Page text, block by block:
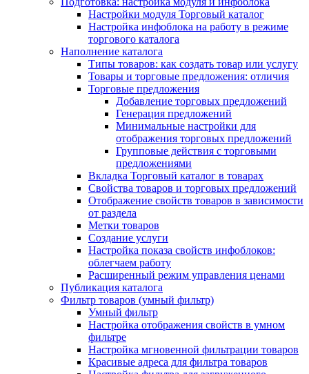
Настройки модуля Торговый каталог
Настройка инфоблока на работу в режиме
торгового каталога
Наполнение каталога
Типы товаров: как создать товар или услугу
Товары и торговые предложения: отличия
Торговые предложения
Добавление торговых предложений
Генерация предложений
Минимальные настройки для
отображения торговых предложений
Групповые действия с торговыми
предложениями
Вкладка Торговый каталог в товарах
Свойства товаров и торговых предложений
Отображение свойств товаров в зависимости
от раздела
Метки товаров
Создание услуги
Настройка показа свойств инфоблоков:
облегчаем работу
Расширенный режим управления ценами
Публикация каталога
Фильтр товаров (умный фильтр)
Умный фильтр
Настройка отображения свойств в умном
фильтре
Настройка мгновенной фильтрации товаров
Красивые адреса для фильтра товаров